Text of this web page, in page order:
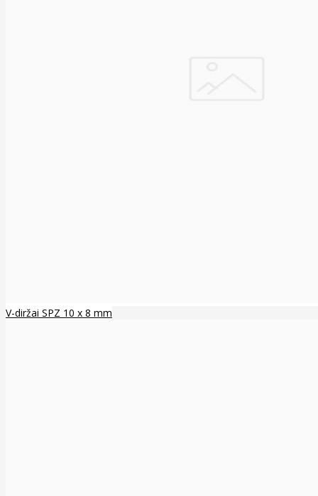
V-diržai SPZ 10 x 8 mm